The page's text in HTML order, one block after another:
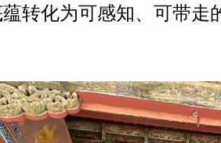
转化为可感知、可带走